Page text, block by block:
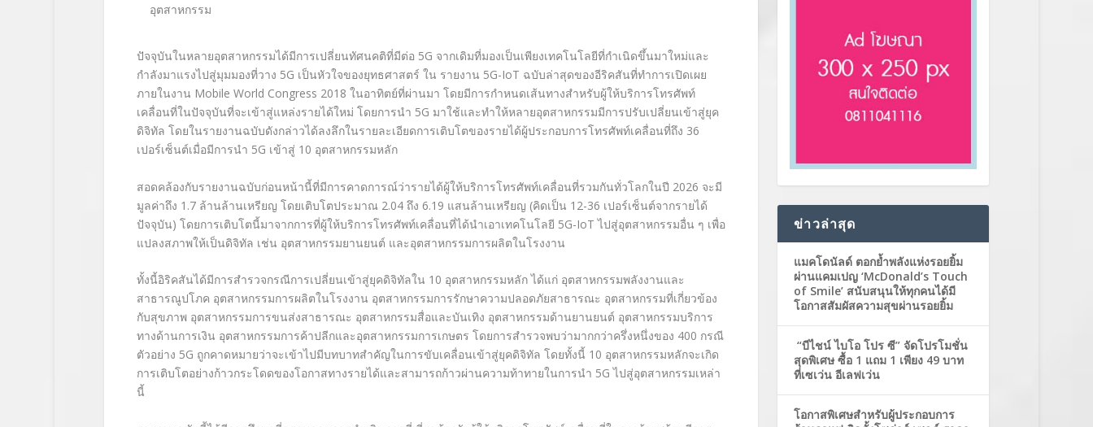
อุตสาหกรรม
ปัจจุบันในหลายอุตสาหกรรมได้มีการเปลี่ยนทัศนคติที่มีต่อ 5G จากเดิมที่มองเป็นเพียงเทคโนโลยีที่กำเนิดขึ้นมาใหม่และ
กำลังมาแรงไปสู่มุมมองที่วาง 5G เป็นหัวใจของยุทธศาสตร์ ใน รายงาน 5G-IoT ฉบับล่าสุดของอีริคสันที่ทำการเปิดเผย
ภายในงาน Mobile World Congress 2018 ในอาทิตย์ที่ผ่านมา โดยมีการกำหนดเส้นทางสำหรับผู้ให้บริการโทรศัพท์
เคลื่อนที่ในปัจจุบันที่จะเข้าสู่แหล่งรายได้ใหม่ โดยการนำ 5G มาใช้และทำให้หลายอุตสาหกรรมมีการปรับเปลี่ยนเข้าสู่ยุค
ดิจิทัล โดยในรายงานฉบับดังกล่าวได้ลงลึกในรายละเอียดการเติบโตของรายได้ผู้ประกอบการโทรศัพท์เคลื่อนที่ถึง 36
เปอร์เซ็นต์เมื่อมีการนำ 5G เข้าสู่ 10 อุตสาหกรรมหลัก
สอดคล้องกับรายงานฉบับก่อนหน้านี้ที่มีการคาดการณ์ว่ารายได้ผู้ให้บริการโทรศัพท์เคลื่อนที่รวมกันทั่วโลกในปี 2026 จะมี
มูลค่าถึง 1.7 ล้านล้านเหรียญ โดยเติบโตประมาณ 2.04 ถึง 6.19 แสนล้านเหรียญ (คิดเป็น 12-36 เปอร์เซ็นต์จากรายได้
ปัจจุบัน) โดยการเติบโตนี้มาจากการที่ผู้ให้บริการโทรศัพท์เคลื่อนที่ได้นำเอาเทคโนโลยี 5G-IoT ไปสู่อุตสาหกรรมอื่น ๆ เพื่อ
แปลงสภาพให้เป็นดิจิทัล เช่น อุตสาหกรรมยานยนต์ และอุตสาหกรรมการผลิตในโรงงาน
ทั้งนี้อิริคสันได้มีการสำรวจกรณีการเปลี่ยนเข้าสู่ยุคดิจิทัลใน 10 อุตสาหกรรมหลัก ได้แก่ อุตสาหกรรมพลังงานและ
สาธารณูปโภค อุตสาหกรรมการผลิตในโรงงาน อุตสาหกรรมการรักษาความปลอดภัยสาธารณะ อุตสาหกรรมที่เกี่ยวข้อง
กับสุขภาพ อุตสาหกรรมการขนส่งสาธารณะ อุตสาหกรรมสื่อและบันเทิง อุตสาหกรรมด้านยานยนต์ อุตสาหกรรมบริการ
ทางด้านการเงิน อุตสาหกรรมการค้าปลีกและอุตสาหกรรมการเกษตร โดยการสำรวจพบว่ามากกว่าครึ่งหนึ่งของ 400 กรณี
ตัวอย่าง 5G ถูกคาดหมายว่าจะเข้าไปมีบทบาทสำคัญในการขับเคลื่อนเข้าสู่ยุคดิจิทัล โดยทั้งนี้ 10 อุตสาหกรรมหลักจะเกิด
การเติบโตอย่างก้าวกระโดดของโอกาสทางรายได้และสามารถก้าวผ่านความท้าทายในการนำ 5G ไปสู่อุตสาหกรรมเหล่า
นี้
ข่าวล่าสุด
แมคโดนัลด์ ตอกย้ำพลังแห่งรอยยิ้ม
ผ่านแคมเปญ ‘McDonald’s Touch
of Smile’ สนับสนุนให้ทุกคนได้มี
โอกาสสัมผัสความสุขผ่านรอยยิ้ม
“บีไชน์ ไบโอ โปร ซี” จัดโปรโมชั่น
สุดพิเศษ ซื้อ 1 แถม 1 เพียง 49 บาท
ที่เซเว่น อีเลฟเว่น
โอกาสพิเศษสำหรับผู้ประกอบการ